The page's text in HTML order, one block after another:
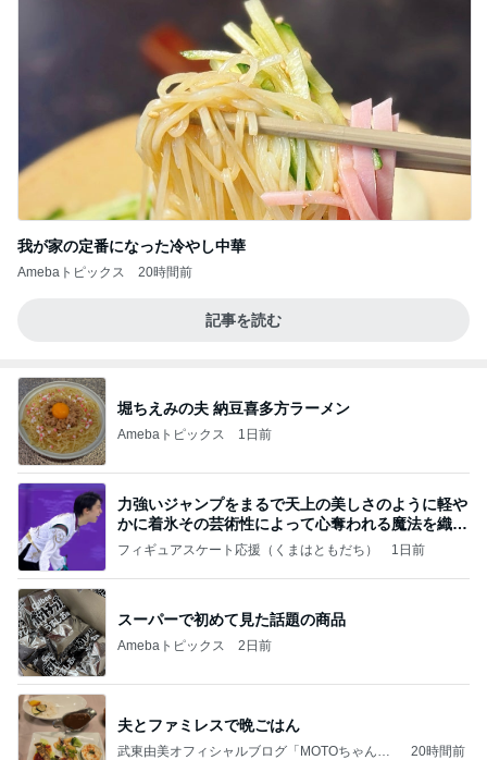
我が家の定番になった冷やし中華
Amebaトピックス 20時間前
記事を読む
堀ちえみの夫 納豆喜多方ラーメン
Amebaトピックス 1日前
力強いジャンプをまるで天上の美しさのように軽や
かに着氷その芸術性によって心奪われる魔法を織り
なす
フィギュアスケート応援（くまはともだち） 1日前
スーパーで初めて見た話題の商品
Amebaトピックス 2日前
夫とファミレスで晩ごはん
武東由美オフィシャルブログ「MOTOちゃんと
20時間前